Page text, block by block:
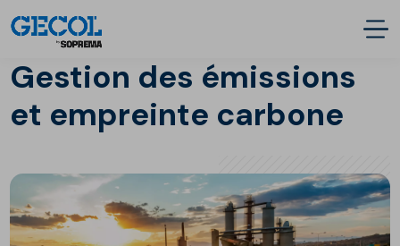
Gestion des émissions
et empreinte carbone